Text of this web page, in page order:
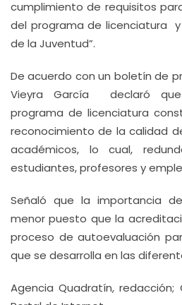
cumplimiento de requisitos
del programa de licenciatura
de la Juventud”.
De acuerdo con un boletín de
Vieyra García declaró
programa de licenciatura
reconocimiento de la calidad
académicos, lo cual,
estudiantes, profesores y
Señaló que la importancia
menor puesto que la
proceso de autoevaluación
que se desarrolla en las
Agencia Quadratín, redacción;